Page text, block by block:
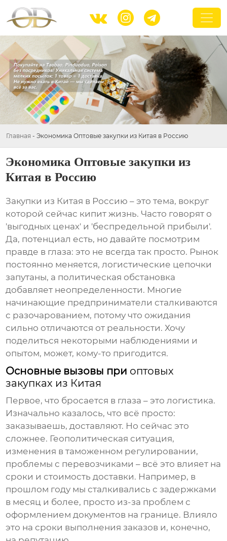
  
Главная - Экономика Оптовые закупки из Китая в Россию
Экономика Оптовые закупки из
Китая в Россию
Закупки из Китая в Россию – это тема, вокруг
которой сейчас кипит жизнь. Часто говорят о
'выгодных ценах' и 'беспредельной прибыли'.
Да, потенциал есть, но давайте посмотрим
правде в глаза: это не всегда так просто. Рынок
постоянно меняется, логистические цепочки
запутаны, а политическая обстановка
добавляет неопределенности. Многие
начинающие предприниматели сталкиваются
с разочарованием, потому что ожидания
сильно отличаются от реальности. Хочу
поделиться некоторыми наблюдениями и
опытом, может, кому-то пригодится.
Основные вызовы при оптовых
закупках из Китая
Первое, что бросается в глаза – это логистика.
Изначально казалось, что всё просто:
заказываешь, доставляют. Но сейчас это
сложнее. Геополитическая ситуация,
изменения в таможенном регулировании,
проблемы с перевозчиками – всё это влияет на
сроки и стоимость доставки. Например, в
прошлом году мы сталкивались с задержками
в месяц и более, просто из-за проблем с
оформлением документов на границе. Влияло
это на сроки выполнения заказов и, конечно,